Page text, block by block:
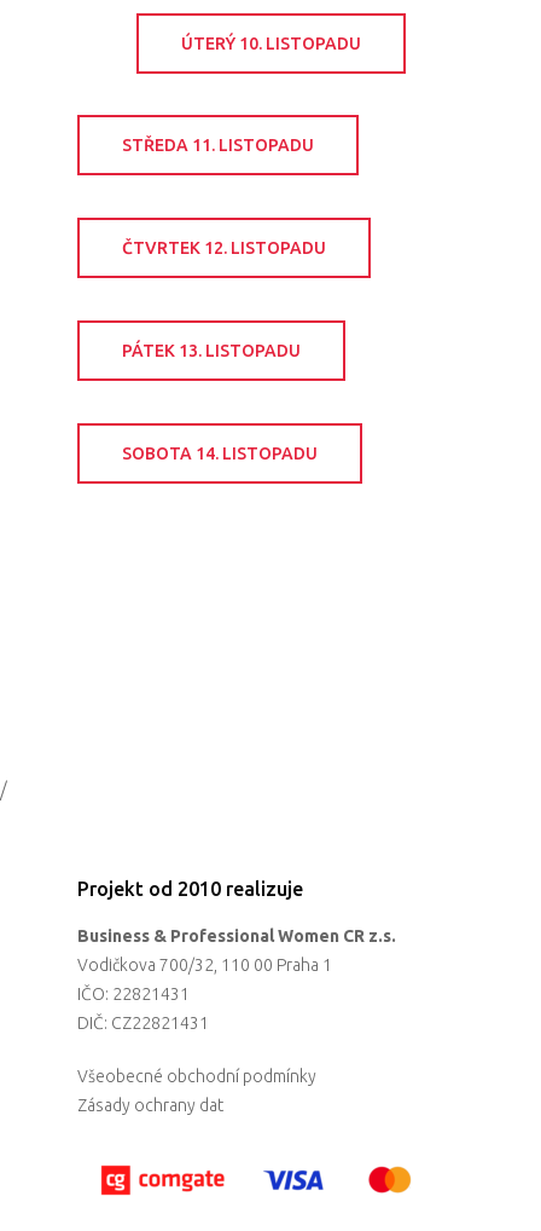
ÚTERÝ 10. LISTOPADU
STŘEDA 11. LISTOPADU
ČTVRTEK 12. LISTOPADU
PÁTEK 13. LISTOPADU
SOBOTA 14. LISTOPADU
/
Projekt od 2010 realizuje
Business & Professional Women CR z.s.
Vodičkova 700/32, 110 00 Praha 1
IČO: 22821431
DIČ: CZ22821431
Všeobecné obchodní podmínky
Zásady ochrany dat